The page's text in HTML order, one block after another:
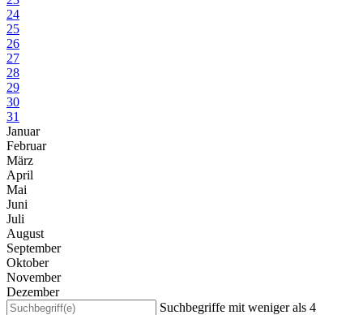
24
25
26
27
28
29
30
31
Januar
Februar
März
April
Mai
Juni
Juli
August
September
Oktober
November
Dezember
Suchbegriffe mit weniger als 4